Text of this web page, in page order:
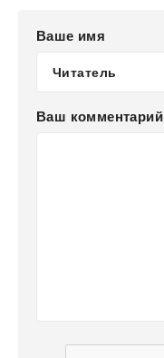
Ваше имя
Ваш комментарий